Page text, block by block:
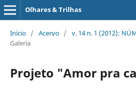
Olhares & Trilhas
Início / Acervo / v. 14 n. 1 (2012):
Galeria
Projeto "Amor pra